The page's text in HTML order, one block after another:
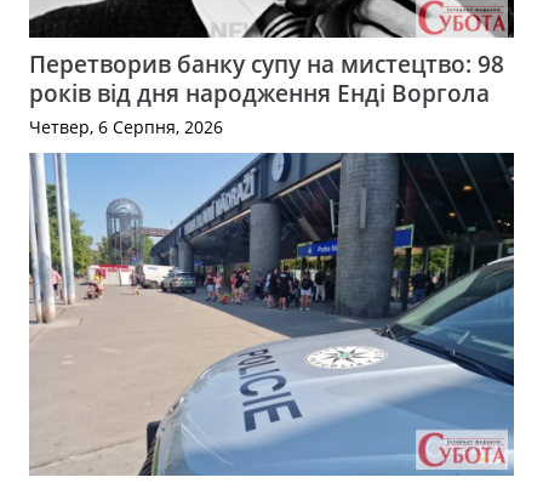
Перетворив банку супу на мистецтво: 98
років від дня народження Енді Воргола
Четвер, 6 Серпня, 2026